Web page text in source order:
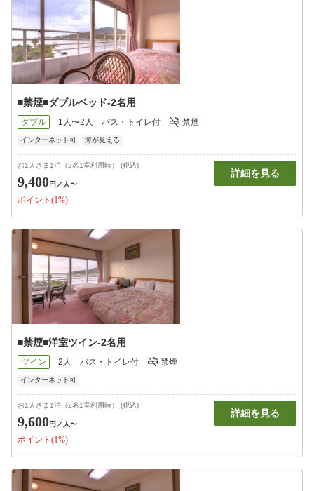
■禁煙■ダブルベッド-2名用
ダブル 1人〜2人 バス・トイレ付 禁煙
インターネット可 海が見える
お1人さま1泊（2名1室利用時） (税込)
9,400円 ／人〜
ポイント(1%)
詳細を見る
■禁煙■洋室ツイン-2名用
ツイン 2人 バス・トイレ付 禁煙
インターネット可
お1人さま1泊（2名1室利用時） (税込)
9,600円 ／人〜
ポイント(1%)
詳細を見る